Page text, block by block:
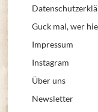
Guck mal, wer
Impressum
Instagram
Über uns
Newsletter